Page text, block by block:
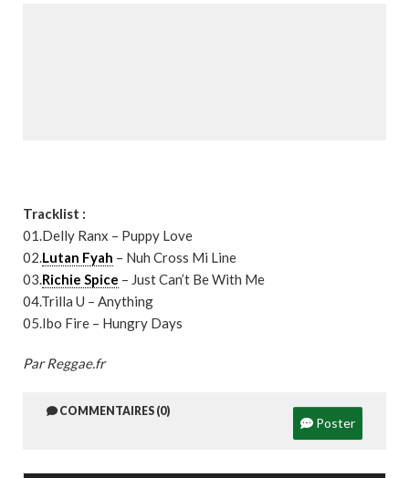
Tracklist :
01.Delly Ranx – Puppy Love
02.Lutan Fyah – Nuh Cross Mi Line
03.Richie Spice – Just Can’t Be With Me
04.Trilla U – Anything
05.Ibo Fire – Hungry Days
Par Reggae.fr
COMMENTAIRES (0)
Poster